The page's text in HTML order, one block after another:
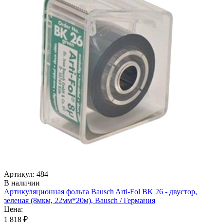
Артикул: 484
В наличии
Артикуляционная фольга Bausch Arti-Fol BK 26 - двустор,
зеленая (8мкм, 22мм*20м), Bausch / Германия
Цена:
1 818 ₽